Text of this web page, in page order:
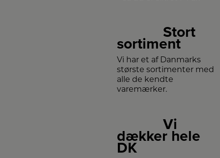
Stort
sortiment
Vi har et af Danmarks
største sortimenter med
alle de kendte
varemærker.
Vi
dækker hele
DK